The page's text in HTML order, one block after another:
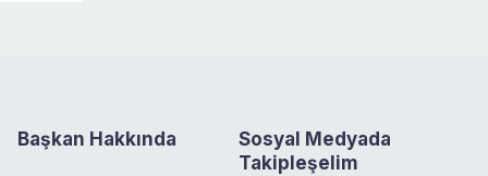
Başkan Hakkında
Sosyal Medyada
Takipleşelim